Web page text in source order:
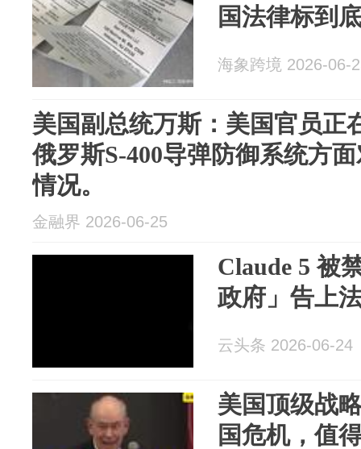
国法律标到
海象跨境 2026-06-
美国副总统万斯：美国官员正
俄罗斯S-400导弹防御系统方
情况。
金融界 2026-06-25
Claude 5 被
政府」告上
云头条 2026-06-24
美国顶级战
国危机，值